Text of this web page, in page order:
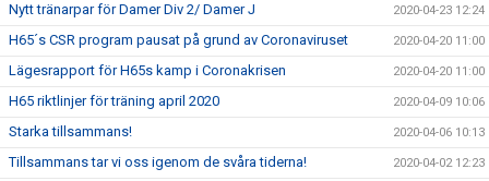
Nytt tränarpar för Damer Div 2/ Damer J 2020-04-23 12:24
H65´s CSR program pausat på grund av Coronaviruset 2020-04-20 11:00
Lägesrapport för H65s kamp i Coronakrisen 2020-04-20 11:00
H65 riktlinjer för träning april 2020 2020-04-09 10:06
Starka tillsammans! 2020-04-06 10:13
Tillsammans tar vi oss igenom de svåra tiderna! 2020-04-02 12:23